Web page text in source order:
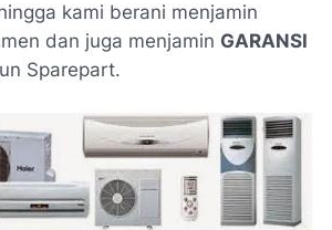
kami berani menjamin
dan juga menjamin GARANSI
Sparepart.